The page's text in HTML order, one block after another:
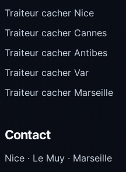
Traiteur cacher Nice
Traiteur cacher Cannes
Traiteur cacher Antibes
Traiteur cacher Var
Traiteur cacher Marseille
Contact
Nice · Le Muy · Marseille